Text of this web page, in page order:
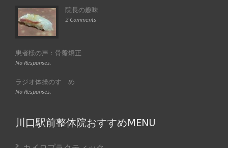
院長の趣味
2 Comments
患者様の声：骨盤矯正
No Responses.
ラジオ体操のすゝめ
No Responses.
川口駅前整体院おすすめMENU